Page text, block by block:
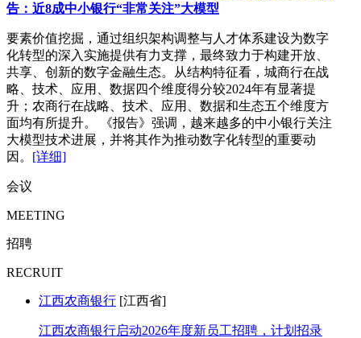
告：近8成中小银行“非常关注”大模型
要素价值挖掘，通过组织架构调整与人才体系建设为数字
化转型的深入实施提供有力支撑，最终致力于构建开放、
共享、创新的数字金融生态。从结构特征看，城商行在战
略、技术、应用、数据四个维度得分较2024年有显著提
升；农商行在战略、技术、应用、数据和生态五个维度方
面均有所提升。 《报告》强调，越来越多的中小银行关注
大模型技术进展，并将其作为推动数字化转型的重要动
因。 [详细]
会议
MEETING
招聘
RECRUIT
江西农商银行 [江西省]
江西农商银行启动2026年度新员工招聘，计划招录